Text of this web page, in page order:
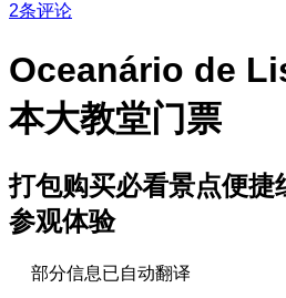
2条评论
Oceanário de
本大教堂门票
打包购买必看景点便捷
参观体验
部分信息已自动翻译